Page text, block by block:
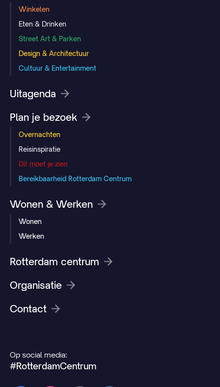
Winkelen
Eten & Drinken
Street Art & Parken
Design & Architectuur
Cultuur & Entertainment
Uitagenda
Plan je bezoek
Overnachten
Reisinspiratie
Dit moet je zien
Bereikbaarheid Rotterdam Centrum
Wonen & Werken
Wonen
Werken
Rotterdam centrum
Organisatie
Contact
Op social media:
#RotterdamCentrum